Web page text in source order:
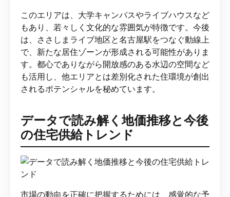
このエリアは、大学キャンパスやライブハウスなど
もあり、若々しく文化的な雰囲気が特徴です。今後
は、ささしまライブ地区と名古屋駅をつなぐ動線上
で、新たな居住ゾーンが形成される可能性がありま
す。都心でありながら開放感のある水辺の空間など
も活用し、他エリアとは差別化された住環境が創出
されるポテンシャルを秘めています。
データで読み解く地価推移と今後
の住宅供給トレンド
市場の動向を正確に把握するためには、感覚的な予